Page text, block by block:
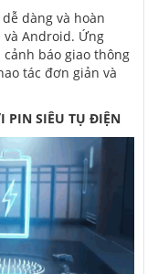
dàng và hoàn
Android. Ứng
báo giao thông
tác đơn giản và
PIN SIÊU TỤ ĐIỆN